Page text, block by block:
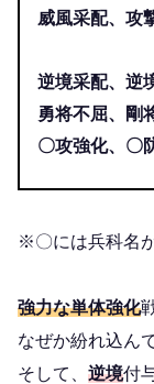
威風采配、攻
逆境采配、逆
勇将不屈、剛
〇攻強化、〇
※〇には兵科名
強力な単体強化
なぜか紛れ込ん
そして、 逆境付